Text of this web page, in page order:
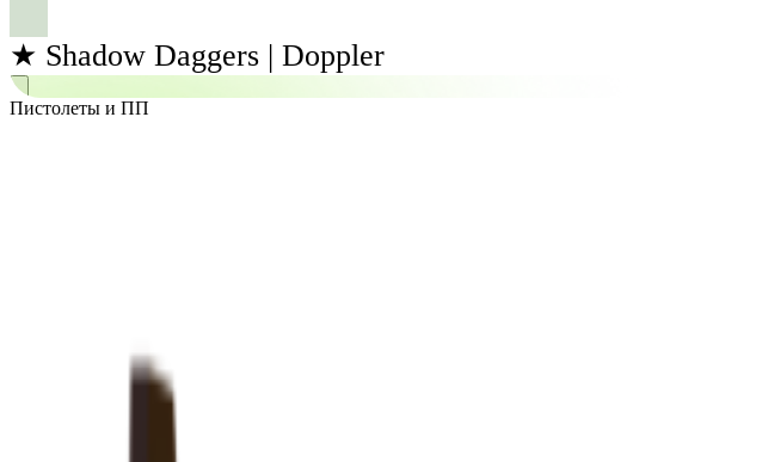
★ Shadow Daggers | Doppler
Поиск
Пистолеты и ПП